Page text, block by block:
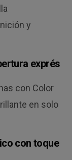
y
exprés
con Color
en solo
con toque